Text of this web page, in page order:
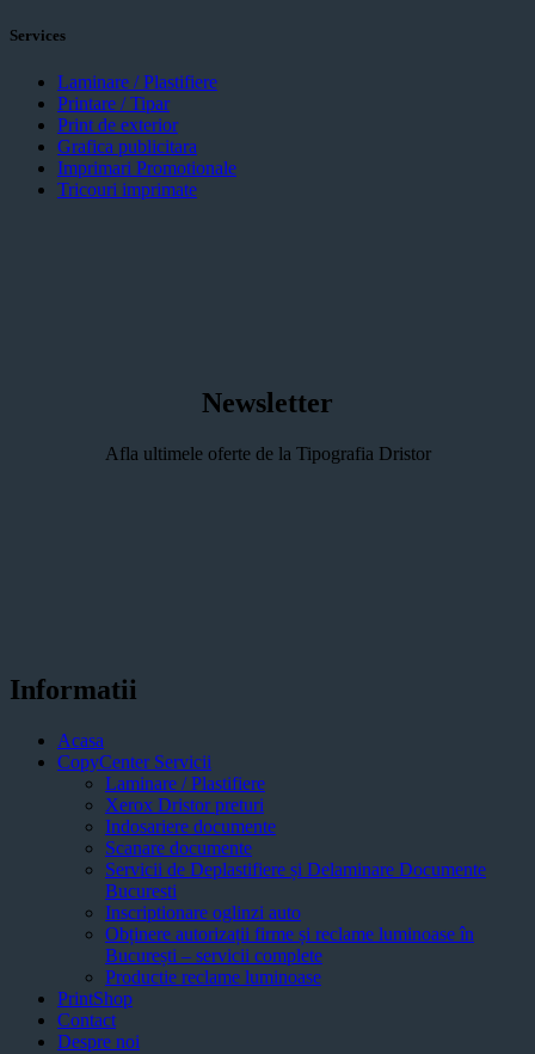
Services
Laminare / Plastifiere
Printare / Tipar
Print de exterior
Grafica publicitara
Imprimari Promotionale
Tricouri imprimate
Newsletter
Afla ultimele oferte de la Tipografia Dristor
Informatii
Acasa
CopyCenter Servicii
Laminare / Plastifiere
Xerox Dristor preturi
Indosariere documente
Scanare documente
Servicii de Deplastifiere și Delaminare Documente
Bucuresti
Inscriptionare oglinzi auto
Obținere autorizații firme și reclame luminoase în
București – servicii complete
Productie reclame luminoase
PrintShop
Contact
Despre noi